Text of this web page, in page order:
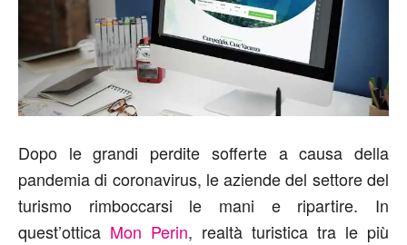
Dopo le grandi perdite sofferte a causa della
pandemia di coronavirus, le aziende del settore del
turismo rimboccarsi le mani e ripartire. In
quest’ottica Mon Perin, realtà turistica tra le più